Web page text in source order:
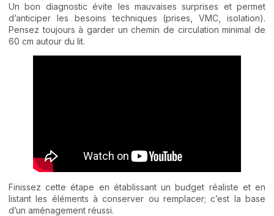
Un bon diagnostic évite les mauvaises surprises et permet
d’anticiper les besoins techniques (prises, VMC, isolation).
Pensez toujours à garder un chemin de circulation minimal de
60 cm autour du lit.
Finissez cette étape en établissant un budget réaliste et en
listant les éléments à conserver ou remplacer; c’est la base
d’un aménagement réussi.